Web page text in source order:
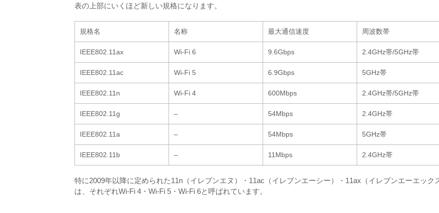
表の上部にいくほど新しい規格になります。
規格名 名称 最大通信速度 周波数帯
IEEE802.11ax Wi-Fi 6 9.6Gbps 2.4GHz帯/5GHz帯
IEEE802.11ac Wi-Fi 5 6.9Gbps 5GHz帯
IEEE802.11n Wi-Fi 4 600Mbps 2.4GHz帯/5GHz帯
IEEE802.11g – 54Mbps 2.4GHz帯
IEEE802.11a – 54Mbps 5GHz帯
IEEE802.11b – 11Mbps 2.4GHz帯
特に2009年以降に定められた11n（イレブンエヌ）・11ac（イレブンエーシー）・11ax（イレブンエーエック
は、それぞれWi-Fi 4・Wi-Fi 5・Wi-Fi 6と呼ばれています。